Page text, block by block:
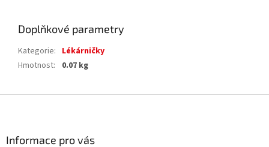
Doplňkové parametry
Kategorie: Lékárničky
Hmotnost: 0.07 kg
Informace pro vás